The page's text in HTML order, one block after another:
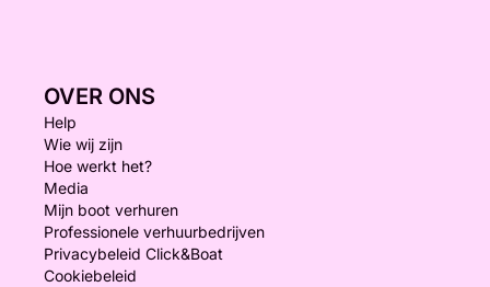
OVER ONS
Help
Wie wij zijn
Hoe werkt het?
Media
Mijn boot verhuren
Professionele verhuurbedrijven
Privacybeleid Click&Boat
Cookiebeleid